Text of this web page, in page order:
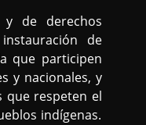
y de derechos
de
que participen
y nacionales, y
que respeten el
indígenas.